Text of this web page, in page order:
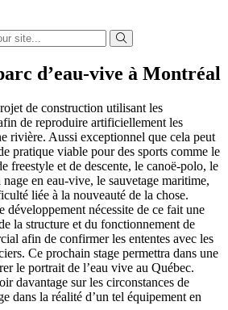
d’eau-vive à Montréal
de construction utilisant les
de reproduire artificiellement les
rivière. Aussi exceptionnel que cela peut
pratique viable pour des sports comme le
freestyle et de descente, le canoë-polo, le
en eau-vive, le sauvetage maritime,
liée à la nouveauté de la chose.
développement nécessite de ce fait une
la structure et du fonctionnement de
afin de confirmer les ententes avec les
Ce prochain stage permettra dans une
le portrait de l’eau vive au Québec.
davantage sur les circonstances de
dans la réalité d’un tel équipement en